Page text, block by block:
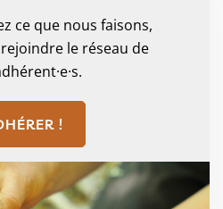
ce que nous faisons,
le réseau de
!